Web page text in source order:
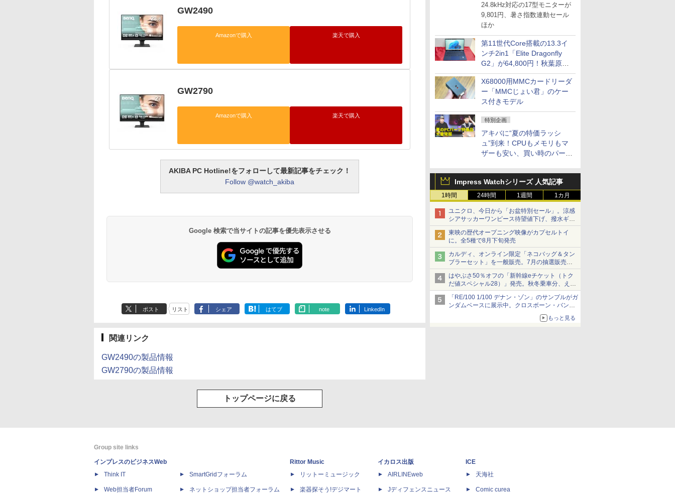
24.8kHz対応の17型モニターが
9,801円、暑さ指数連動セール
ほか
第11世代Core搭載の13.3イ
ンチ2in1「Elite Dragonfly
G2」が64,800円！秋葉原で
中古PCセール
X68000用MMCカードリーダ
ー「MMCじょい君」のケー
ス付きモデル
特別企画
アキバに“夏の特価ラッシ
ュ”到来！CPUもメモリもマ
ザーも安い、買い時のパーツ
Impress Watchシリーズ 人気記事
1時間 24時間 1週間 1カ月
ユニクロ、今日から「お盆特別セール」。涼感
シアサッカーワンピース待望値下げ、撥水ギア
ショーツは1990円に
東映の歴代オープニング映像がカプセルトイ
に。全5種で8月下旬発売
カルディ、オンライン限定「ネコバッグ＆タン
ブラーセット」を一般販売。7月の抽選販売の
当選無効分
はやぶさ50％オフの「新幹線eチケット（トク
だ値スペシャル28）」発売。秋冬乗車分、えき
ねっと限定
「RE/100 1/100 デナン・ゾン」のサンプルがガ
ンダムベースに展示中。クロスボーン・バンガ
ードの制式量産機が間もなく発送【ガンダムベ
もっと見る
GW2490
Amazonで購入 楽天で購入
GW2790
Amazonで購入 楽天で購入
AKIBA PC Hotline!をフォローして最新記事をチェック！
Follow @watch_akiba
Google 検索で当サイトの記事を優先表示させる
ポスト リスト シェア はてブ note LinkedIn
関連リンク
GW2490の製品情報
GW2790の製品情報
トップページに戻る
Group site links
インプレスのビジネスWeb
Think IT
Web担当者Forum
SmartGridフォーラム
ネットショップ担当者フォーラム
Rittor Music
リットーミュージック
楽器探そう!デジマート
イカロス出版
AIRLINEweb
Jディフェンスニュース
ICE
天海社
Comic curea